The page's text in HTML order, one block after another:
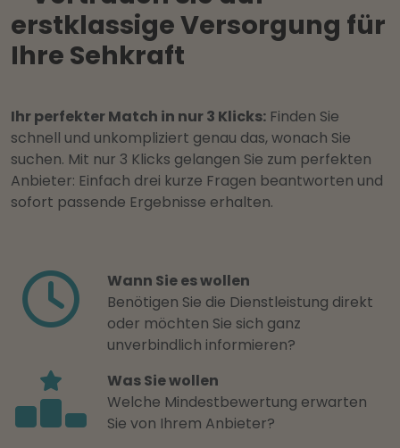
erstklassige Versorgung für
Ihre Sehkraft
Ihr perfekter Match in nur 3 Klicks: Finden Sie
schnell und unkompliziert genau das, wonach Sie
suchen. Mit nur 3 Klicks gelangen Sie zum perfekten
Anbieter: Einfach drei kurze Fragen beantworten und
sofort passende Ergebnisse erhalten.
Wann Sie es wollen
Benötigen Sie die Dienstleistung direkt
oder möchten Sie sich ganz
unverbindlich informieren?
Was Sie wollen
Welche Mindestbewertung erwarten
Sie von Ihrem Anbieter?